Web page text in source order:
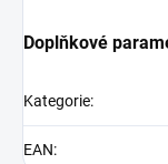
Doplňkové
Kategorie:
EAN: